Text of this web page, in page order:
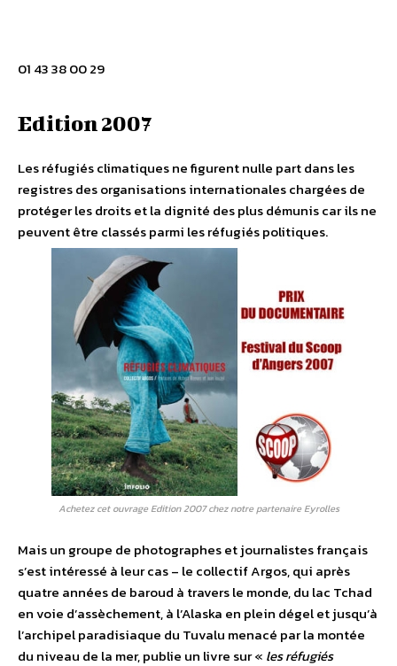
01 43 38 00 29
Edition 2007
Les réfugiés climatiques ne figurent nulle part dans les
registres des organisations internationales chargées de
protéger les droits et la dignité des plus démunis car ils ne
peuvent être classés parmi les réfugiés politiques.
Achetez cet ouvrage Edition 2007 chez notre partenaire Eyrolles
Mais un groupe de photographes et journalistes français
s’est intéressé à leur cas – le collectif Argos, qui après
quatre années de baroud à travers le monde, du lac Tchad
en voie d’assèchement, à l’Alaska en plein dégel et jusqu’à
l’archipel paradisiaque du Tuvalu menacé par la montée
du niveau de la mer, publie un livre sur « les réfugiés